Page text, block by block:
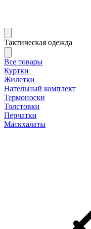
Тактическая одежда
Все товары
Куртки
Жилетки
Нательный комплект
Термоноски
Толстовки
Перчатки
Маскхалаты